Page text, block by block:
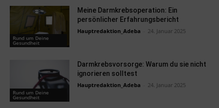
Rund um Deine
Gesundheit
Meine Darmkrebsoperation: Ein
persönlicher Erfahrungsbericht
Hauptredaktion_Adeba 24. Januar 2025
Rund um Deine
Gesundheit
Darmkrebsvorsorge: Warum du sie nicht
ignorieren solltest
Hauptredaktion_Adeba 24. Januar 2025